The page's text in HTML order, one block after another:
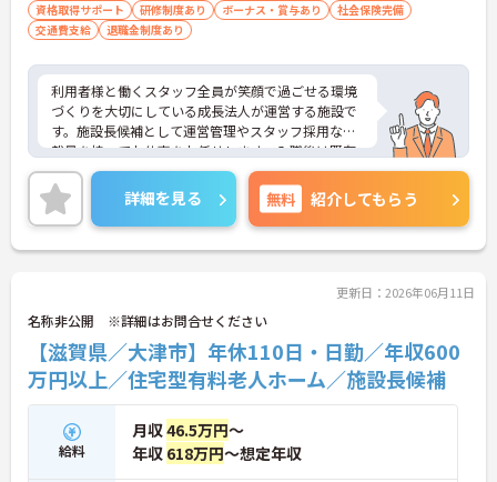
【手厚いサポートとキャリアアップ体制】
・入職後は既存施設にて業務の流れを学べる現場研
修があるため安心して就業できます
・働きながら上位資格を目指せる費用全額負担の資
格取得支援制度があります ・施設長としてスタッフ
採用や運営管理など経営に近いポジションでご活躍
いただけます
資格取得サポート
研修制度あり ボーナス・賞与あり
社会保険完備
交通費支給
退職金制度あり
利用者様と働くスタッフ全員が笑顔で過ごせる環境
づくりを大切にしている成長法人が運営する施設で
す。施設長候補として運営管理やスタッフ採用など
裁量を持ってお仕事をお任せします。入職後は既存
施設での丁寧な事前研修が用意されており、研修中
の交通費や宿泊費も会社が負担するため安心してス
タートできます。想定年収618万円と高い給与水準
に加え、決算賞与や資格取得費用の全額補助など還
元率の高さが魅力です。緊急時を除き基本日勤のみ
もしっかり確保できます。確定給付企業年金や1食2
00円程度の食事補助、会員制高級リゾートの利用な
ど、独自の福利厚生も大変充実しています。有資格
者の方にご自身の経験を活かしながら、充実した待
遇のもとで新しい施設を作り上げるやりがいを感じ
ていただける大変おすすめの求人となっておりま
す。
★おすすめPOINT★
【安定した高収入と充実の福利厚生】
詳細を見る 無料 紹介してもらう
更新日：2026年06月11日
名称非公開 ※詳細はお問合せください
【滋賀県／大津市】年休110日・日勤／年収600
万円以上／住宅型有料老人ホーム／施設長候補
給料
月収46.5万円～
年収 618万円～想定年収